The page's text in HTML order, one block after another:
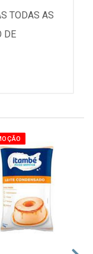
TODAS AS
DE